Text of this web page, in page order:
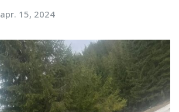
apr. 15, 2024